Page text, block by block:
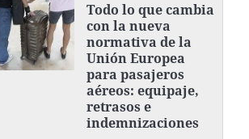
Todo lo que cambia
con la nueva
normativa de la
Unión Europea
para pasajeros
aéreos: equipaje,
retrasos e
indemnizaciones